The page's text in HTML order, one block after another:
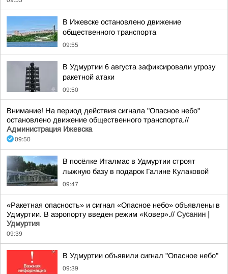
В Ижевске остановлено движение
общественного транспорта
09:55
В Удмуртии 6 августа зафиксировали угрозу
ракетной атаки
09:50
Внимание! На период действия сигнала "Опасное небо"
остановлено движение общественного транспорта.//
Администрация Ижевска
09:50
В посёлке Италмас в Удмуртии строят
лыжную базу в подарок Галине Кулаковой
09:47
«Ракетная опасность» и сигнал «Опасное небо» объявлены в
Удмуртии. В аэропорту введен режим «Ковер».// Сусанин |
Удмуртия
09:39
В Удмуртии объявили сигнал "Опасное небо"
09:39